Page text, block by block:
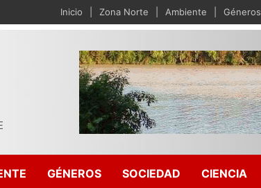
Inicio Zona Norte Ambiente Géneros
GÉNEROS SOCIEDAD CIENCIA